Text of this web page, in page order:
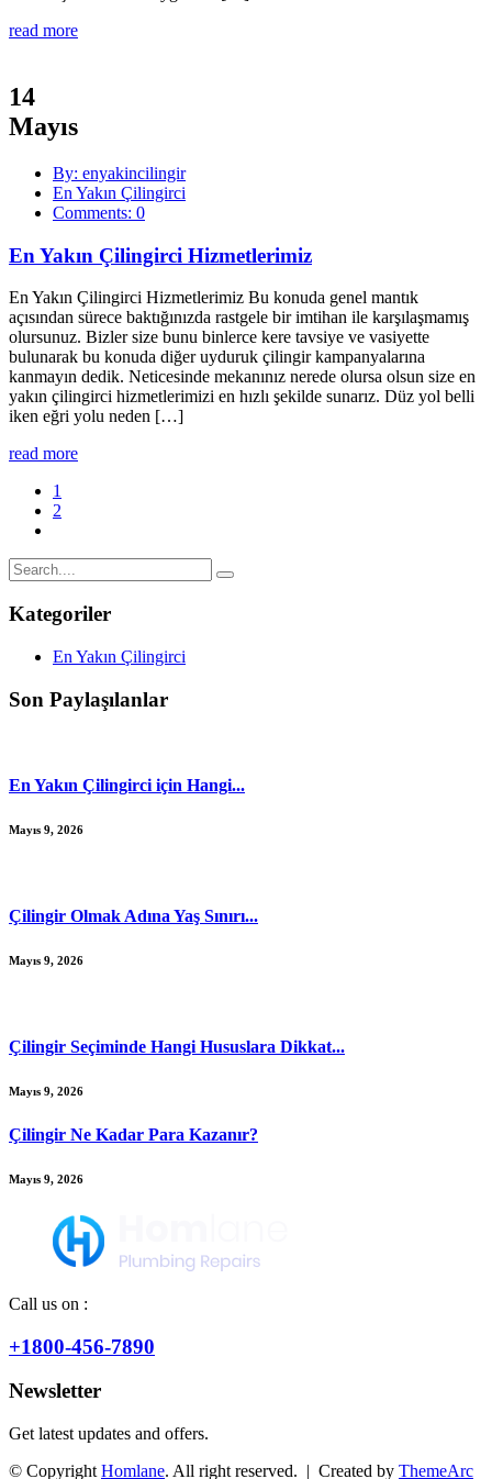
read more
14
Mayıs
By: enyakincilingir
En Yakın Çilingirci
Comments: 0
En Yakın Çilingirci Hizmetlerimiz
En Yakın Çilingirci Hizmetlerimiz Bu konuda genel mantık
açısından sürece baktığınızda rastgele bir imtihan ile karşılaşmamış
olursunuz. Bizler size bunu binlerce kere tavsiye ve vasiyette
bulunarak bu konuda diğer uyduruk çilingir kampanyalarına
kanmayın dedik. Neticesinde mekanınız nerede olursa olsun size en
yakın çilingirci hizmetlerimizi en hızlı şekilde sunarız. Düz yol belli
iken eğri yolu neden […]
read more
1
2
Kategoriler
En Yakın Çilingirci
Son Paylaşılanlar
En Yakın Çilingirci için Hangi...
Mayıs 9, 2026
Çilingir Olmak Adına Yaş Sınırı...
Mayıs 9, 2026
Çilingir Seçiminde Hangi Hususlara Dikkat...
Mayıs 9, 2026
Çilingir Ne Kadar Para Kazanır?
Mayıs 9, 2026
Call us on :
+1800-456-7890
Newsletter
Get latest updates and offers.
© Copyright Homlane. All right reserved. | Created by ThemeArc